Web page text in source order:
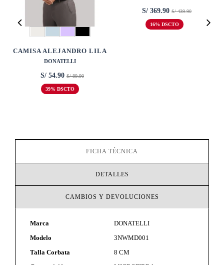
CAMISA ALEJANDRO LILA
DONATELLI
S/ 54.90 S/ 89.90
39% DSCTO
S/ 369.90 S/ 439.90
16% DSCTO
FICHA TÉCNICA
DETALLES
CAMBIOS Y DEVOLUCIONES
Marca
DONATELLI
Modelo
3NWMD001
Talla Corbata
8 CM